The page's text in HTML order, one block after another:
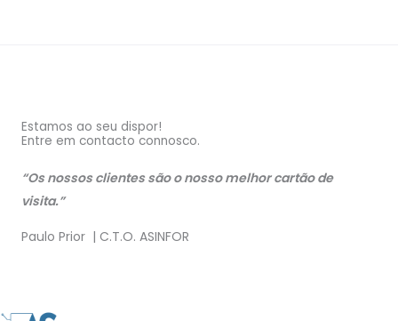
Estamos ao seu dispor!
Entre em contacto connosco.
“Os nossos clientes são o nosso melhor cartão de
visita.”
Paulo Prior | C.T.O. ASINFOR